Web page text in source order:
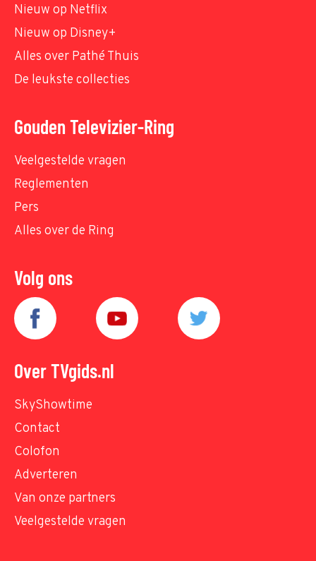
Nieuw op Netflix
Nieuw op Disney+
Alles over Pathé Thuis
De leukste collecties
Gouden Televizier-Ring
Veelgestelde vragen
Reglementen
Pers
Alles over de Ring
Volg ons
Over TVgids.nl
SkyShowtime
Contact
Colofon
Adverteren
Van onze partners
Veelgestelde vragen